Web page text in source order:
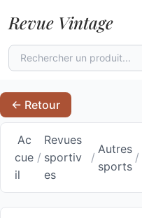
Revue Vintage
← Retour
Ac
cue
il
/
Revues
sportiv
es
/
Autres
sports
/